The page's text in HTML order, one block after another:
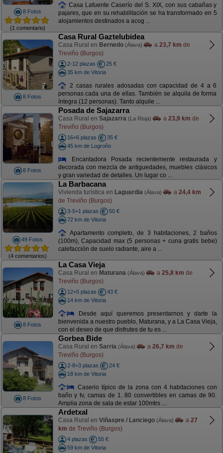
8 Fotos
(1 comentario)
Casa Lafuente Caserío del S. XIX, con sus cabañas y
pajares, que en su rehabilitación se ha transformado en 5
alojamientos destinados a acog ...
8 Fotos
Casa Rural Gaztelubidea
Casa Rural en Bernedo (Álava) a 23,7 km de
Treviño (Burgos)
2-12 plazas
25 €
35 km de Vitoria
2 casas rurales adosadas con capacidad de 4 a 6
personas cada una de ellas. También se alquila de forma
íntegra (12 personas). Tanto alquile ...
8 Fotos
Posada de Sajazarra
Casa Rural en Sajazarra (La Rioja) a 23,9 km de
Treviño (Burgos)
16+6 plazas
35 €
45 km de Logroño
Encantadora Posada recientemente restaurada y
decorada con mezcla de antiguedades, muebles clásicos
y gran variedad de detalles. Un lugar co ...
49 Fotos
(4 comentarios)
La Barbacana
Vivienda turística en Laguardia (Álava) a 24,4 km
de Treviño (Burgos)
3-5+1 plazas
50 €
72 km de Vitoria
Apartamento completo, de 3 habitaciones, 2 baños
(100m), Capacidad max (5 personas + cuna gratis bebe)
calefacción de suelo radiante, aire a ...
8 Fotos
La Casa Vieja
Casa Rural en Maturana (Álava) a 25,8 km de
Treviño (Burgos)
12+5 plazas
43 €
14 km de Vitoria
Desde aquí queremos presentarnos y darte la
bienvenida a nuestro pueblo, Maturana, y a La Casa Vieja,
con el deseo de que disfrutes de tu es ...
8 Fotos
Gorbea Bide
Casa Rural en Sarria (Álava) a 26,7 km de
Treviño (Burgos)
2-8+3 plazas
24 €
18 km de Vitoria
Caserio típico de la zona con 4 habitaciones con
baño y tv, camas de 1. 80 convertibles en camas de 90.
Amplia zona de sala de estar 100mtrs ...
Ardetxal
Casa Rural en Viñaspre / Lanciego (Álava) a 27
km de Treviño (Burgos)
4 plazas
55 €
59 km de Vitoria